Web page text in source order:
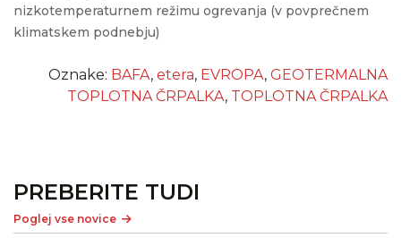
nizkotemperaturnem režimu ogrevanja (v povprečnem
klimatskem podnebju)
Oznake: BAFA, etera, EVROPA, GEOTERMALNA
TOPLOTNA ČRPALKA, TOPLOTNA ČRPALKA
PREBERITE TUDI
Poglej vse novice